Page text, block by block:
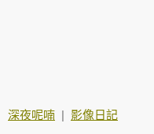
深夜呢喃 | 影像日記